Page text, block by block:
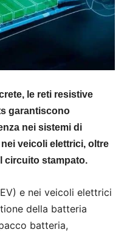
le reti resistive
garantiscono
nei sistemi di
veicoli elettrici, oltre
circuito stampato.
e nei veicoli elettrici
della batteria
batteria,